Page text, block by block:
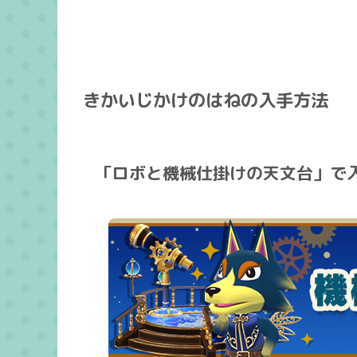
きかいじかけのはねの入手方法
「ロボと機械仕掛けの天文台」で